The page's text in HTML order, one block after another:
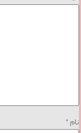
نام *